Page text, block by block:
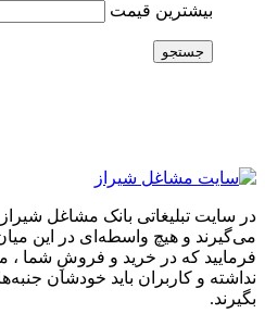
بیشترین قیمت
جستجو
در سایت تبلیغاتی بانک مشاغل
می‌گیرند و هیچ واسطه‌ای در این
فرمایید که در خرید و فروشِ شما ،
نداشته و کاربران باید خودشان
بگیرند.